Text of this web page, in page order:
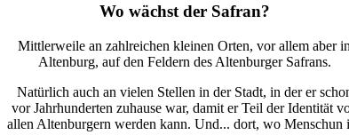
Wo wächst der Safran?
Mittlerweile an zahlreichen kleinen Orten, vor allem aber in
Altenburg, auf den Feldern des Altenburger Safrans.
Natürlich auch an vielen Stellen in der Stadt, in der er
vor Jahrhunderten zuhause war, damit er Teil der Identität
allen Altenburgern werden kann. Und... dort, wo Menschun